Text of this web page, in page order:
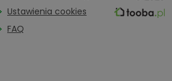
Ustawienia cookies
FAQ